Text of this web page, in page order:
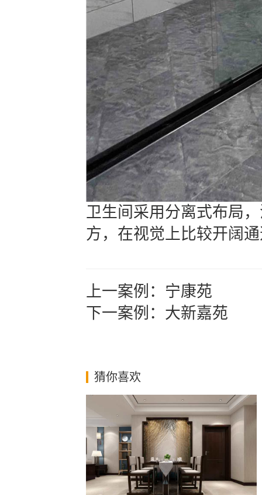
卫生间采用分离式布局
方，在视觉上比较开阔
上一案例： 宁康苑
下一案例： 大新嘉苑
猜你喜欢